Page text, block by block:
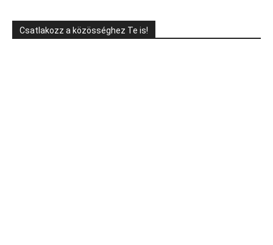
Csatlakozz a közösséghez Te is!